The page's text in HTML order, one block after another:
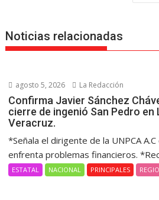
Noticias relacionadas
agosto 5, 2026 La Redacción
Confirma Javier Sánchez
cierre de ingenió San Pedro en
Veracruz.
*Señala el dirigente de la UNPCA
enfrenta problemas financieros.
ESTATAL NACIONAL PRINCIPALES